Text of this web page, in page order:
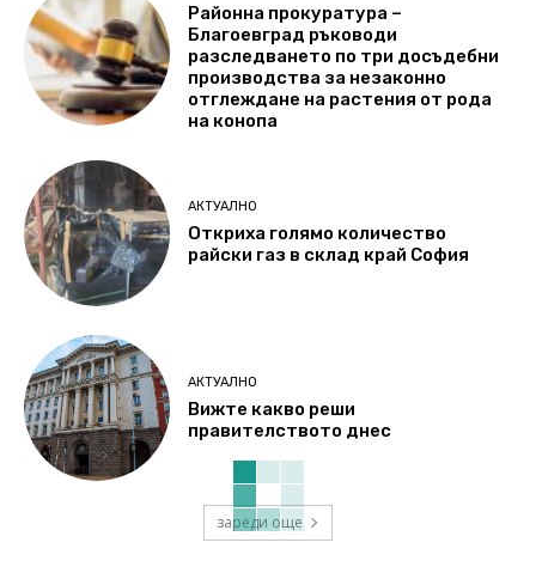
Районна прокуратура –
Благоевград ръководи
разследването по три досъдебни
производства за незаконно
отглеждане на растения от рода
на конопа
АКТУАЛНО
Откриха голямо количество
райски газ в склад край София
АКТУАЛНО
Вижте какво реши
правителството днес
зареди още